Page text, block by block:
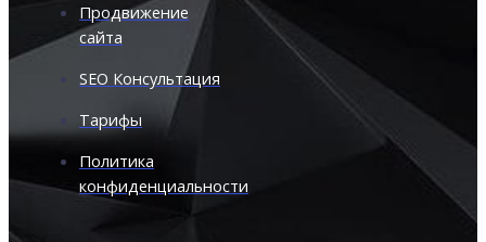
Продвижение
сайта
SEO Консультация
Тарифы
Политика
конфиденциальности